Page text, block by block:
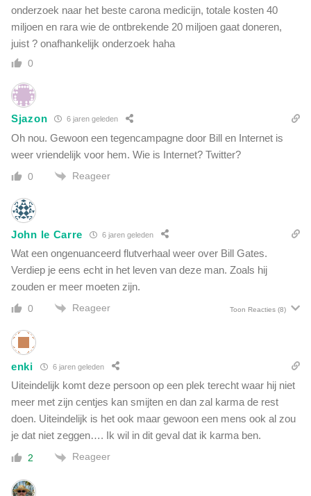
onderzoek naar het beste carona medicijn, totale kosten 40
miljoen en rara wie de ontbrekende 20 miljoen gaat doneren,
juist ? onafhankelijk onderzoek haha
0
Sjazon 6 jaren geleden
Oh nou. Gewoon een tegencampagne door Bill en Internet is
weer vriendelijk voor hem. Wie is Internet? Twitter?
0 Reageer
John le Carre 6 jaren geleden
Wat een ongenuanceerd flutverhaal weer over Bill Gates.
Verdiep je eens echt in het leven van deze man. Zoals hij
zouden er meer moeten zijn.
0 Reageer Toon Reacties (8)
enki 6 jaren geleden
Uiteindelijk komt deze persoon op een plek terecht waar hij niet
meer met zijn centjes kan smijten en dan zal karma de rest
doen. Uiteindelijk is het ook maar gewoon een mens ook al zou
je dat niet zeggen…. Ik wil in dit geval dat ik karma ben.
2 Reageer